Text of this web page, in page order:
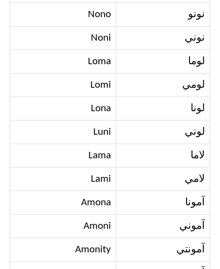
نونو Nono
نوني Noni
لوما Loma
لومي Lomi
لونا Lona
لوني Luni
لاما Lama
لامي Lami
آمونا Amona
آموني Amoni
آمونتي Amonity